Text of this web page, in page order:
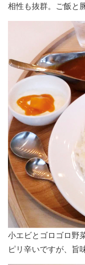
相性も抜群。ご飯と
小エビとゴロゴロ野
ピリ辛いですが、旨